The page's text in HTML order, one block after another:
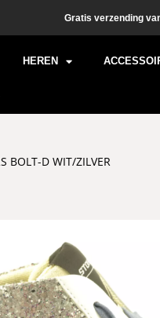
Gratis verzending
HEREN
BOLT-D WIT/ZILVER